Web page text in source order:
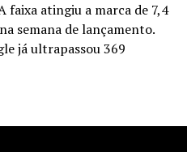
faixa atingiu a marca de 7,4
semana de lançamento.
já ultrapassou 369